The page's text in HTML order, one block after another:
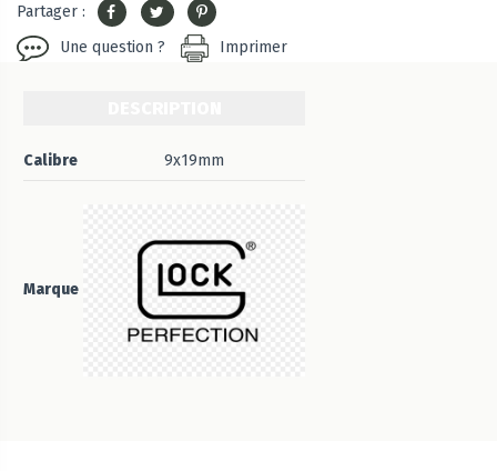
Partager :
Une question ?
Imprimer
Calibre 9x19mm
Marque